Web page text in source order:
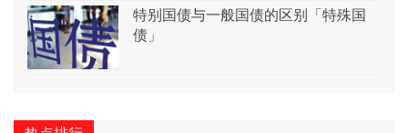
特别国债与一般国债的区别「特殊国
债」